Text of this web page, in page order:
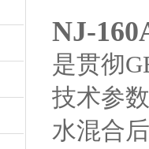
NJ-
是贯彻
技术参
水混合